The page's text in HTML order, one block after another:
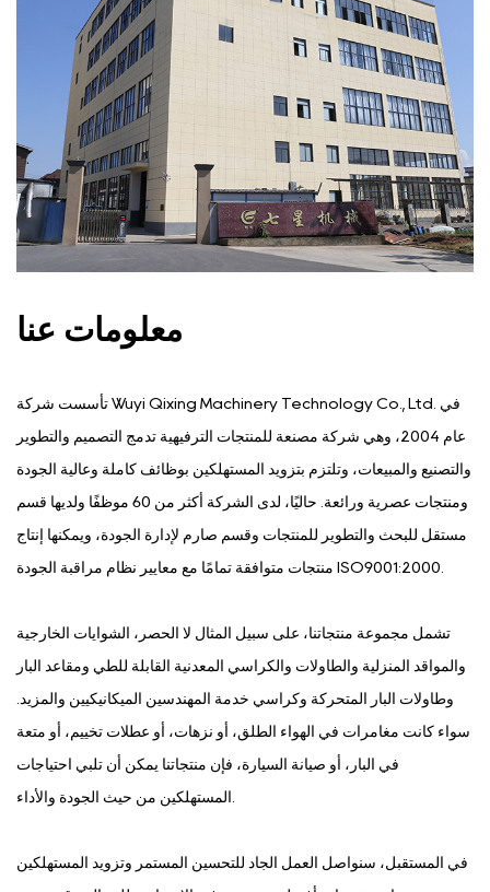
معلومات عنا
تأسست شركة Wuyi Qixing Machinery Technology Co., Ltd. في
عام 2004، وهي شركة مصنعة للمنتجات الترفيهية تدمج التصميم والتطوير
والتصنيع والمبيعات، وتلتزم بتزويد المستهلكين بوظائف كاملة وعالية الجودة
ومنتجات عصرية ورائعة. حاليًا، لدى الشركة أكثر من 60 موظفًا ولديها قسم
مستقل للبحث والتطوير للمنتجات وقسم صارم لإدارة الجودة، ويمكنها إنتاج
منتجات متوافقة تمامًا مع معايير نظام مراقبة الجودة ISO9001:2000.
تشمل مجموعة منتجاتنا، على سبيل المثال لا الحصر، الشوايات الخارجية
والمواقد المنزلية والطاولات والكراسي المعدنية القابلة للطي ومقاعد البار
وطاولات البار المتحركة وكراسي خدمة المهندسين الميكانيكيين والمزيد.
سواء كانت مغامرات في الهواء الطلق، أو نزهات، أو عطلات تخييم، أو متعة
في البار، أو صيانة السيارة، فإن منتجاتنا يمكن أن تلبي احتياجات
في المستقبل، سنواصل العمل الجاد للتحسين المستمر وتزويد المستهلكين